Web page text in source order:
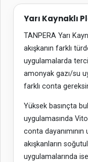
Yarı Kaynaklı
TANPERA Yarı
akışkanın farklı
uygulamalarda
amonyak gazı/su
farklı conta
Yüksek basınçta
uygulamasında
conta dayanımının
akışkanların
uygulamalarında